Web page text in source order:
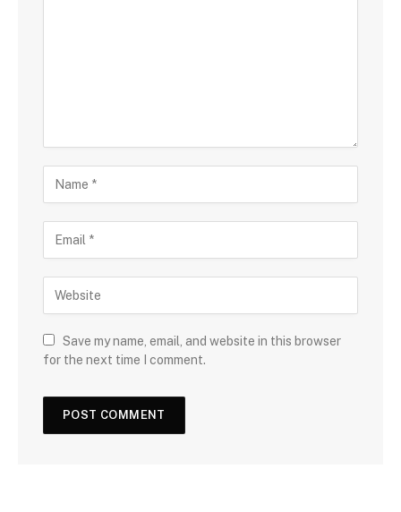
Save my name, email, and website in this browser
for the next time I comment.